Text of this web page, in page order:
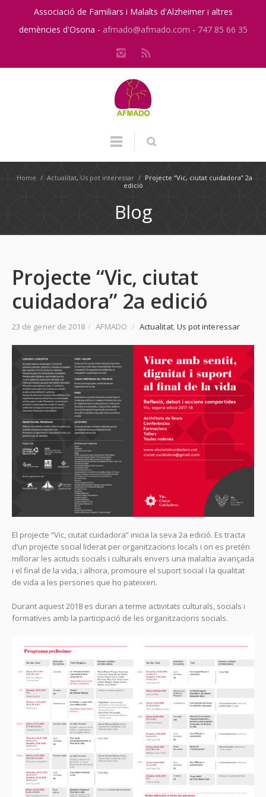
Associació de Familiars i Malalts d'Alzheimer i altres
demències d'Osona - afmado@afmado.com - 747 85 66 35
Home / Actualitat, Us pot interessar / Projecte “Vic, ciutat cuidadora” 2a
edició
Blog
Projecte “Vic, ciutat
cuidadora” 2a edició
23 de gener de 2018 / AFMADO / Actualitat,Us pot interessar
El projecte “Vic, ciutat cuidadora” inicia la seva 2a edició. Es tracta
d’un projecte social liderat per organitzacions locals i on es pretén
millorar les acituds socials i culturals envers una malaltia avançada
i el final de la vida, i alhora, promoure el suport social i la qualitat
de vida a les persones que ho pateixen.
Durant aquest 2018 es duran a terme activitats culturals, socials i
formatives amb la participació de les organitzacions socials.